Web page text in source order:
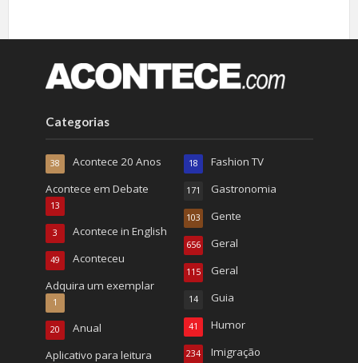
Categorias
Acontece 20 Anos
38
Acontece em Debate
13
Acontece in English
3
Aconteceu
49
Adquira um exemplar
1
Anual
20
Aplicativo para leitura
Fashion TV
18
Gastronomia
171
Gente
103
Geral
656
Geral
115
Guia
14
Humor
41
Imigração
234